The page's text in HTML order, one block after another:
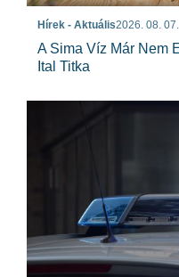
Hírek - Aktuális2026. 08. 07.
A Sima Víz Már Nem
Ital Titka